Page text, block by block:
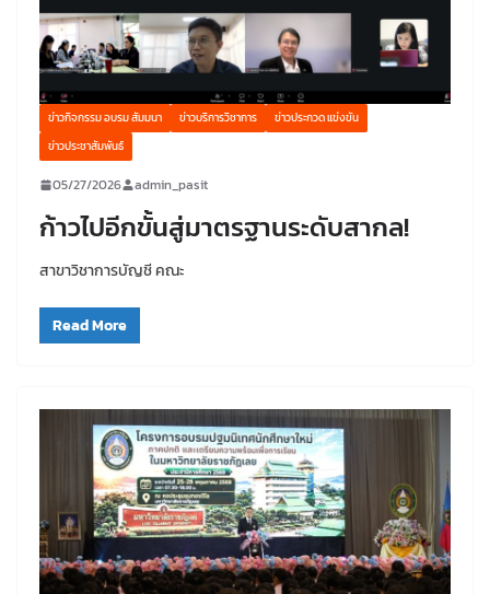
ข่าวกิจกรรม อบรม สัมมนา ข่าวบริการวิชาการ
ข่าวประกวด แข่งขัน
ข่าวประชาสัมพันธ์
05/27/2026 admin_pasit
ก้าวไปอีกขั้นสู่มาตรฐานระดับสากล!
สาขาวิชาการบัญชี คณะ
Read More